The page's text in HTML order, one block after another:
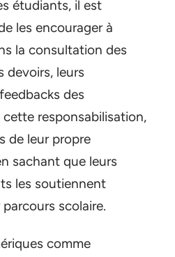
étudiants, il est
les encourager à
la consultation des
devoirs, leurs
des
responsabilisation,
de leur propre
sachant que leurs
les soutiennent
scolaire.
comme